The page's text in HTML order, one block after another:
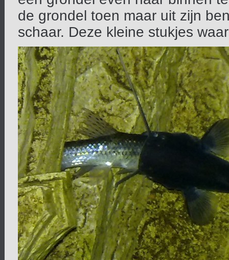
de grondel toen maar uit zijn
schaar. Deze kleine stukjes